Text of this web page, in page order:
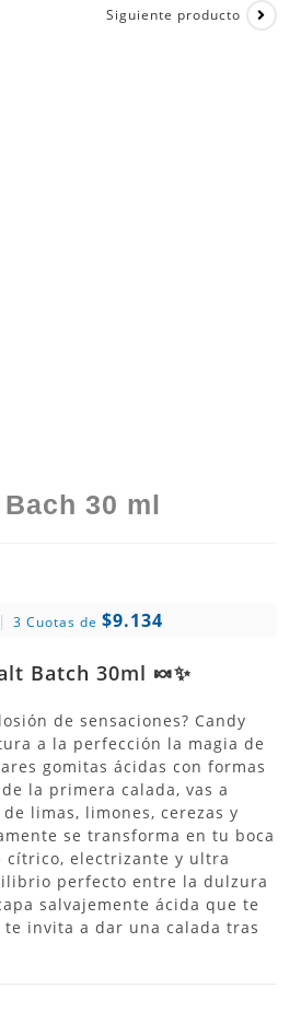
Siguiente producto
30 ml
| 3 Cuotas de$9.134
Batch 30ml 🍬✨
de sensaciones? Candy
a la perfección la magia de
gomitas ácidas con formas
la primera calada, vas a
limas, limones, cerezas y
se transforma en tu boca
cítrico, electrizante y ultra
perfecto entre la dulzura
salvajemente ácida que te
te invita a dar una calada tras